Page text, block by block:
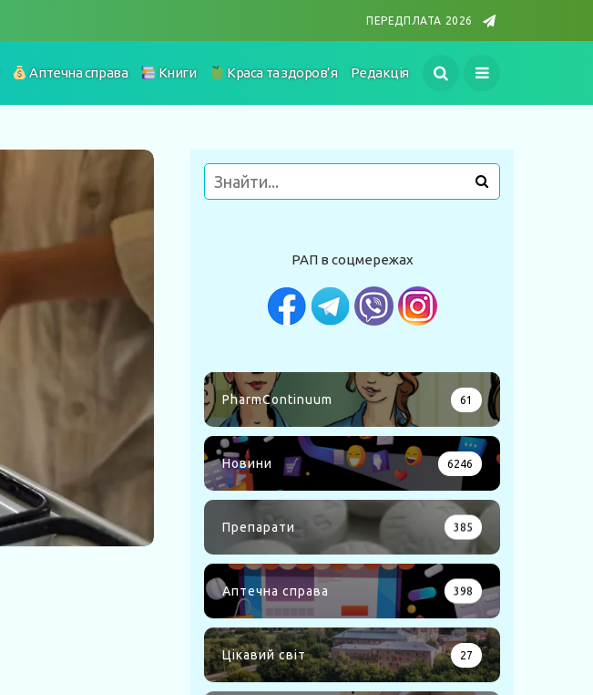
ПЕРЕДПЛАТА 2026
Аптечна справа Книги Краса та здоров’я Редакція
РАП в соцмережах
PharmContinuum 61
Новини 6246
Препарати 385
Аптечна справа 398
Цікавий світ 27